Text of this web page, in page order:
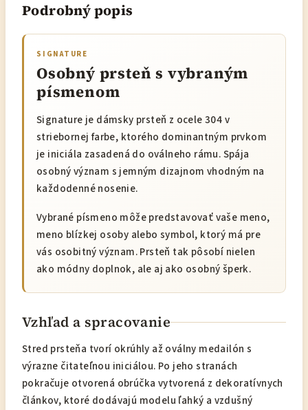
Podrobný popis
SIGNATURE
Osobný prsteň s vybraným
písmenom
Signature je dámsky prsteň z ocele 304 v
striebornej farbe, ktorého dominantným prvkom
je iniciála zasadená do oválneho rámu. Spája
osobný význam s jemným dizajnom vhodným na
každodenné nosenie.
Vybrané písmeno môže predstavovať vaše meno,
meno blízkej osoby alebo symbol, ktorý má pre
vás osobitný význam. Prsteň tak pôsobí nielen
ako módny doplnok, ale aj ako osobný šperk.
Vzhľad a spracovanie
Stred prsteňa tvorí okrúhly až oválny medailón s
výrazne čitateľnou iniciálou. Po jeho stranách
pokračuje otvorená obrúčka vytvorená z dekoratívnych
článkov, ktoré dodávajú modelu ľahký a vzdušný